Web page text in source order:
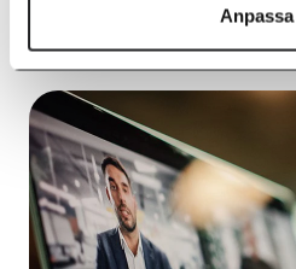
Anpassa